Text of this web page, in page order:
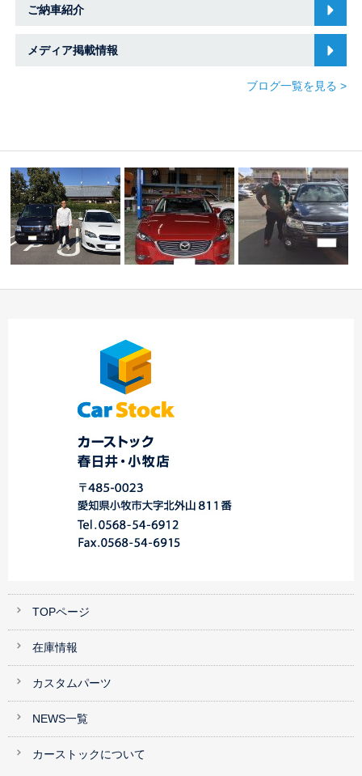
ご納車紹介
メディア掲載情報
ブログ一覧を見る >
港…
TOPページ
在庫情報
カスタムパーツ
NEWS一覧
カーストックについて